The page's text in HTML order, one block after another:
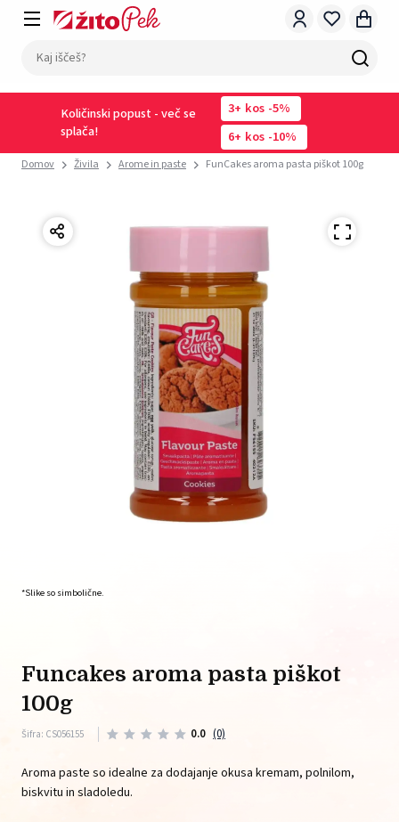
Količinski popust - več se
splača!
3 kos -5%
6
kos -10%
Domov Živila Arome in paste FunCakes aroma pasta piškot 100g
*Slike so simbolične.
funcakes aroma pasta piškot
100g
Šifra: CS056155 0.0 (0)
Aroma paste so idealne za dodajanje okusa kremam, polnilom,
biskvitu in sladoledu.